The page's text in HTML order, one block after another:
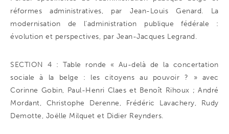
réformes administratives, par Jean-Louis Genard. La
modernisation de l’administration publique fédérale :
évolution et perspectives, par Jean-Jacques Legrand.
SECTION 4 : Table ronde « Au-delà de la concertation
sociale à la belge : les citoyens au pouvoir ? » avec
Corinne Gobin, Paul-Henri Claes et Benoît Rihoux ; André
Mordant, Christophe Derenne, Frédéric Lavachery, Rudy
Demotte, Joëlle Milquet et Didier Reynders.